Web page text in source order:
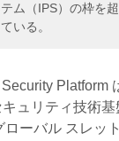
ム（IPS）の枠を
いる。
Platform
ュリティ技術
ーバル スレッ